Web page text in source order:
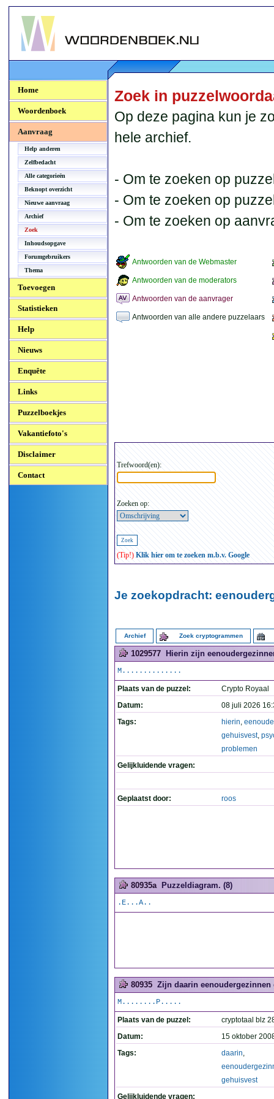
Woordenboek.NU
Home
Woordenboek
Aanvraag
Help anderen
Zelfbedacht
Alle categorieën
Beknopt overzicht
Nieuwe aanvraag
Archief
Zoek
Inhoudsopgave
Forumgebruikers
Thema
Toevoegen
Statistieken
Help
Nieuws
Enquête
Links
Puzzelboekjes
Vakantiefoto's
Disclaimer
Contact
Zoek in
Op deze pagina kun je
hele archief.
- Om te zoeken op
- Om te zoeken op
- Om te zoeken op
Antwoorden van de Webmaster
Antwoorden van de moderators
Antwoorden van de aanvrager
Antwoorden van alle andere puzzelaars
Trefwoord(en):
Zoeken op:
(Tip!) Klik hier om te zoeken m.b.v. Google
Je zoekopdracht:
Archief Zoek cryptogrammen
1029577 Hierin zijn
M..............
Plaats van de puzzel:
Crypto Royaal
Datum:
08 juli 2026
Tags:
hierin,
gehuisvest,
problemen
Gelijkluidende vragen:
Geplaatst door: roos
80935a Puzzeldiagram. (8)
.E...A..
80935 Zijn daarin eenoudergezinnen
M........P.....
Plaats van de puzzel:
cryptotaal blz
Datum:
15 oktober
Tags:
daarin,
gehuisvest
Gelijkluidende vragen: